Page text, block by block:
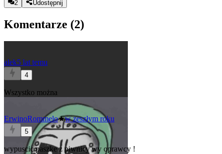
2
Udostępnij
Komentarze (2)
alek5 lat temu
4
Wszystko można
ErwinoRommelo★w zeszłym roku
5
wypuscic paszke z piwnicy wy oprawcy !